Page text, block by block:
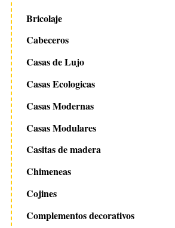
Bricolaje
Cabeceros
Casas de Lujo
Casas Ecologicas
Casas Modernas
Casas Modulares
Casitas de madera
Chimeneas
Cojines
Complementos decorativos